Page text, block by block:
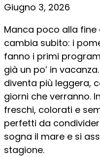
Giugno 3, 2026
Manca poco alla fine
cambia subito: i
fanno i primi
già un po’ in
diventa più leggera,
giorni che verranno.
freschi, colorati e
perfetti da
sogna il mare e si
stagione.